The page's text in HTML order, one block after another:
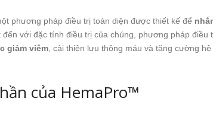
phương pháp điều trị toàn diện được thiết kế để
với đặc tính điều trị của chúng, phương pháp
giảm viêm , cải thiện lưu thông máu và tăng cường
của HemaPro™